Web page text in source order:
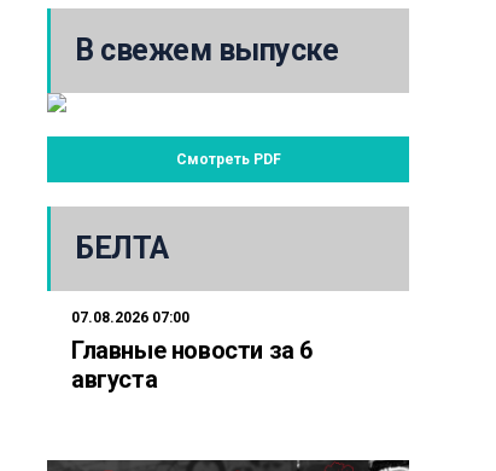
В свежем выпуске
Смотреть PDF
БЕЛТА
07.08.2026 07:00
Главные новости за 6
августа